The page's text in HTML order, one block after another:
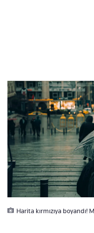
Harita kırmızıya boyandı!